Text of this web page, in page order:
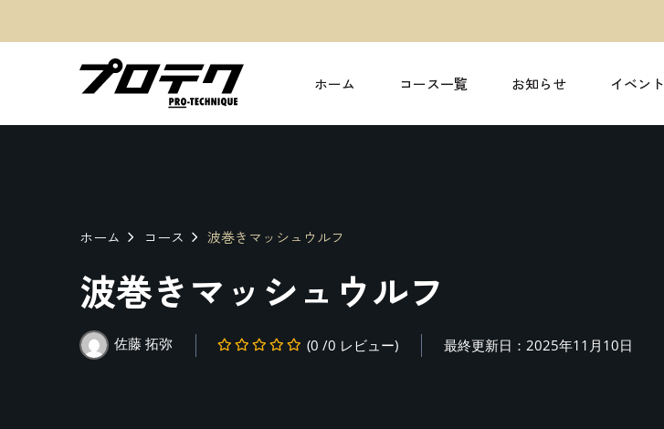
ホーム コース一覧 お知らせ イベント
ホーム コース 波巻きマッシュウルフ
波巻きマッシュウルフ
佐藤 拓弥 (0 /0 レビュー) 最終更新日：2025年11月10日